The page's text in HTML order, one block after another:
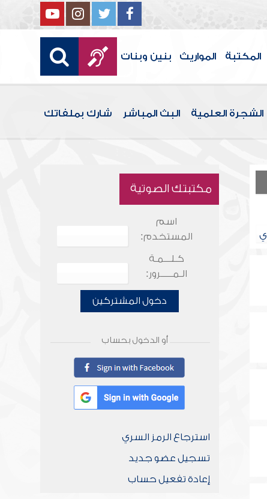
المكتبة المواريث بنين وبنات
الشجرة العلمية البث المباشر شارك بملفاتك
ي
مكتبتك الصوتية
اسم
المستخدم:
كـلـــمـة
الـمـــــرور:
دخول المشتركين
أو الدخول بحساب
استرجاع الرمز السري
تسجيل عضو جديد
إعادة تفعيل حساب